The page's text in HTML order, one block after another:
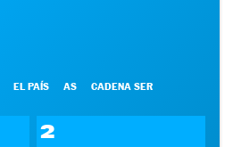
EL PAÍS AS CADENA SER
2